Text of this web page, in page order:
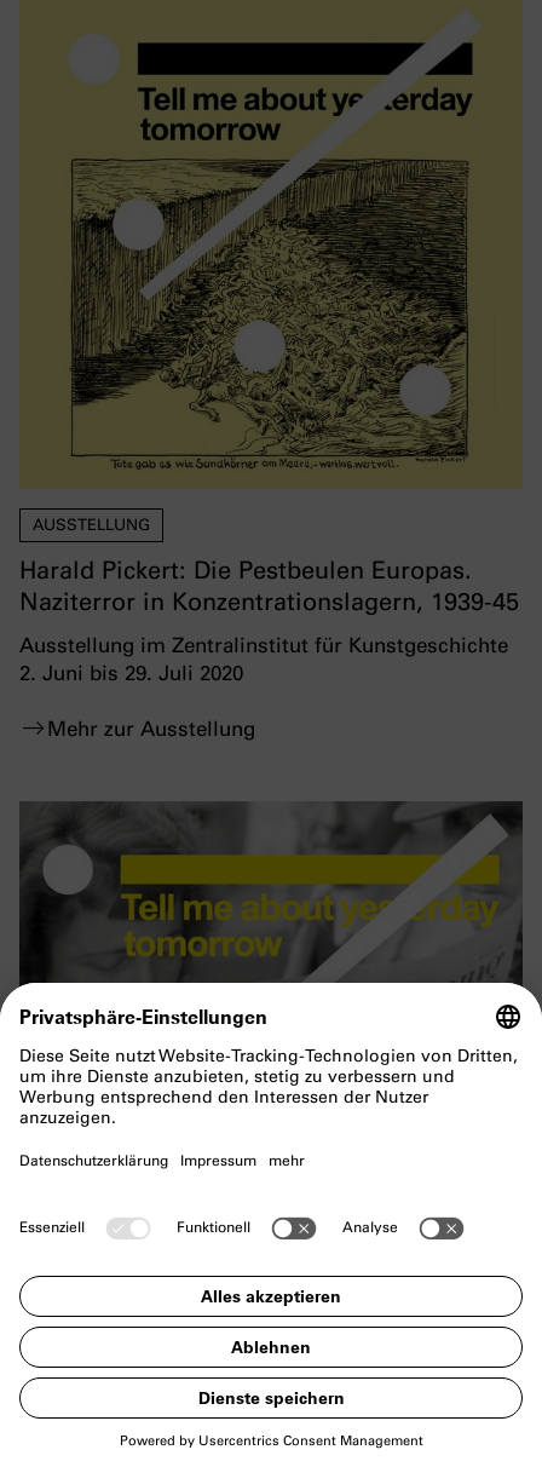
AUSSTELLUNG
Harald Pickert: Die Pestbeulen Europas.
Naziterror in Konzentrationslagern, 1939-45
Ausstellung im Zentralinstitut für Kunstgeschichte
2. Juni bis 29. Juli 2020
Mehr zur Ausstellung
Tell me aboutyesterdaytomorrow
Eine Ausstellung über die Zukunft der